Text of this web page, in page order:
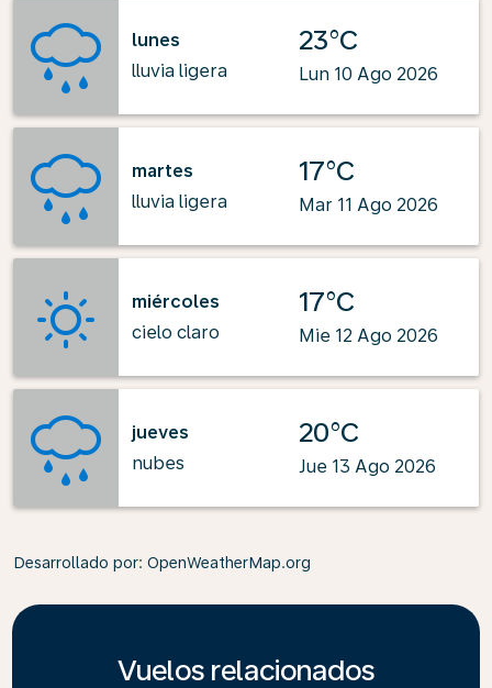
lunes
lluvia ligera
23°C
Lun 10 Ago 2026
martes
lluvia ligera
17°C
Mar 11 Ago 2026
miércoles
cielo claro
17°C
Mie 12 Ago 2026
jueves
nubes
20°C
Jue 13 Ago 2026
Desarrollado por: OpenWeatherMap.org
Vuelos relacionados